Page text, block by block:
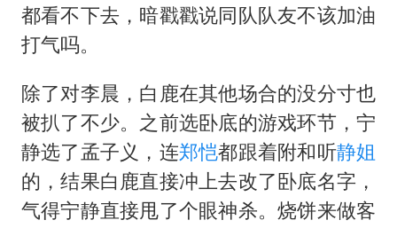
都看不下去，暗戳戳说同队队友不该加油
打气吗。
除了对李晨，白鹿在其他场合的没分寸也
被扒了不少。之前选卧底的游戏环节，宁
静选了孟子义，连郑恺都跟着附和听静姐
的，结果白鹿直接冲上去改了卧底名字，
气得宁静直接甩了个眼神杀。烧饼来做客